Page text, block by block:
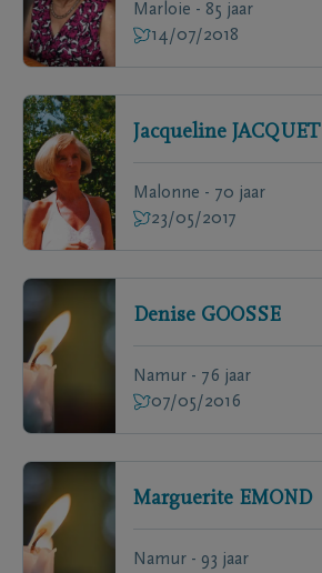
Marloie - 85 jaar
14/07/2018
Jacqueline JACQUET
Malonne - 70 jaar
23/05/2017
Denise GOOSSE
Namur - 76 jaar
07/05/2016
Marguerite EMOND
Namur - 93 jaar